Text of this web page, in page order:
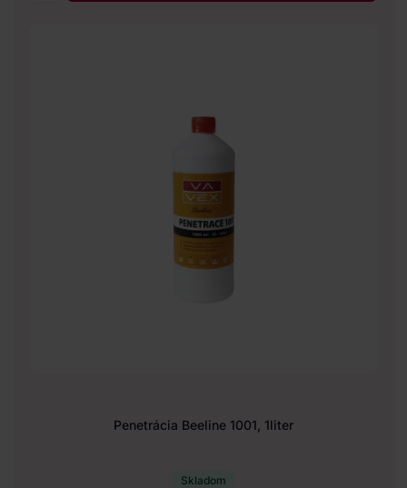
Penetrácia Beeline 1001, 1liter
Skladom